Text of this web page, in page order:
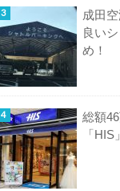
成田
良い
め！
総額
「